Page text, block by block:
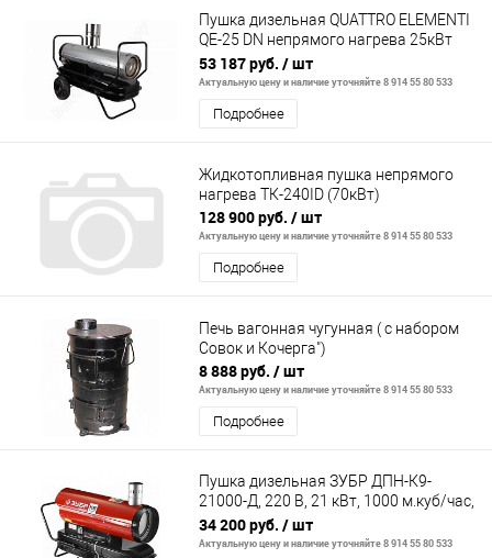
Пушка дизельная QUATTRO ELEMENTI
QE-25 DN непрямого нагрева 25кВт
290 м.куб/ч бак 50л
53 187 руб. / шт
Актуальную цену и наличие уточняйте 8 914 55 80 533
Подробнее
Жидкотопливная пушка непрямого
нагрева ТК-240ID (70кВт)
128 900 руб. / шт
Актуальную цену и наличие уточняйте 8 914 55 80 533
Подробнее
Печь вагонная чугунная ( с набором
Совок и Кочерга")
8 888 руб. / шт
Актуальную цену и наличие уточняйте 8 914 55 80 533
Подробнее
Пушка дизельная ЗУБР ДПН-К9-
21000-Д, 220 В, 21 кВт, 1000 м.куб/час,
55.5 л, 1.7 кг/ч, дисп
34 200 руб. / шт
Актуальную цену и наличие уточняйте 8 914 55 80 533